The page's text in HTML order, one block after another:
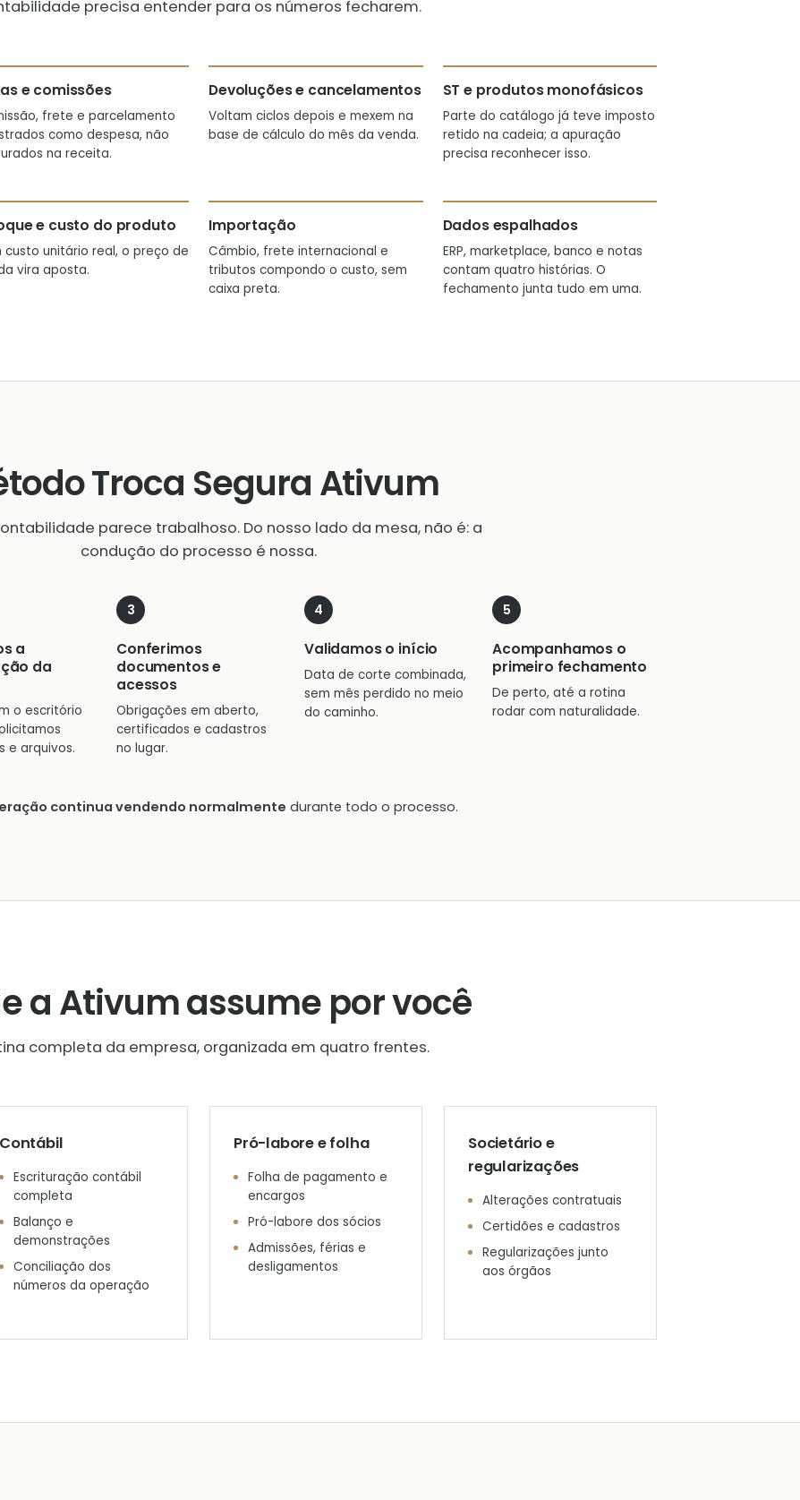
precisa entender para os números fecharem.
e comissões
frete e parcelamento
como despesa, não
na receita.
Devoluções e cancelamentos
Voltam ciclos depois e mexem na
base de cálculo do mês da venda.
ST e produtos monofásicos
Parte do catálogo já teve imposto
retido na cadeia; a apuração
precisa reconhecer isso.
e custo do produto
custo unitário real, o preço de
vira aposta.
Importação
Câmbio, frete internacional e
tributos compondo o custo, sem
caixa preta.
Dados espalhados
ERP, marketplace, banco e notas
contam quatro histórias. O
fechamento junta tudo em uma.
Troca Segura Ativum
parece trabalhoso. Do nosso lado da mesa, não é: a
condução do processo é nossa.
a
da
o escritório
e arquivos.
Conferimos
documentos e
acessos
Obrigações em aberto,
certificados e cadastros
no lugar.
Validamos o início
Data de corte combinada,
sem mês perdido no meio
do caminho.
Acompanhamos o
primeiro fechamento
De perto, até a rotina
rodar com naturalidade.
continua vendendo normalmente durante todo o processo.
a Ativum assume por você
completa da empresa, organizada em quatro frentes.
Contábil
Escrituração contábil
completa
Balanço e
demonstrações
Conciliação dos
números da operação
Pró-labore e folha
Folha de pagamento e
encargos
Pró-labore dos sócios
Admissões, férias e
desligamentos
Societário e
regularizações
Alterações contratuais
Certidões e cadastros
Regularizações junto
aos órgãos